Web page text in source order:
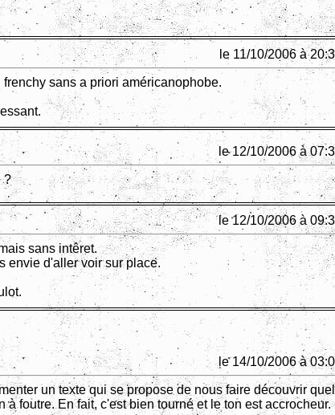
le 11/10/2006 à
sans a priori américanophobe.
le 12/10/2006 à
?
le 12/10/2006 à
sans intêret.
envie d'aller voir sur place.
le 14/10/2006 à
un texte qui se propose de nous faire découvrir
à foutre. En fait, c'est bien tourné et le ton est accrocheur.